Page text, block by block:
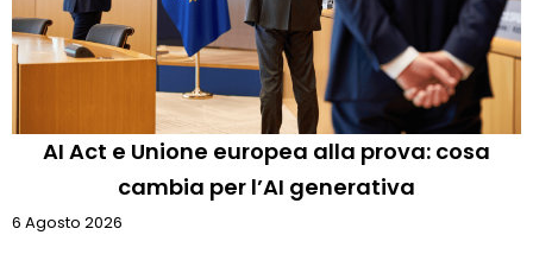
AI Act e Unione europea alla prova: cosa
cambia per l’AI generativa
6 Agosto 2026